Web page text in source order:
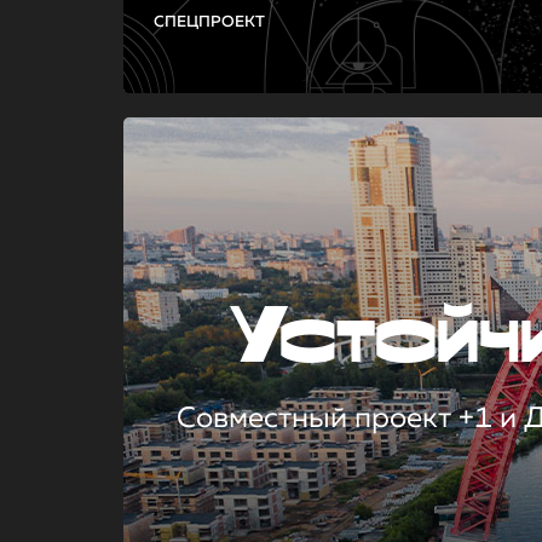
СПЕЦПРОЕКТ
Совместный проект +1 и